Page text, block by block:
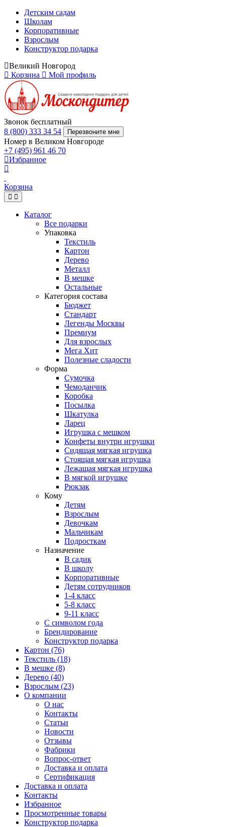
Детским садам
Школам
Корпоративные
Взрослым
Конструктор подарка
Великий Новгород
Корзина
Мой профиль
Звонок бесплатный
8 (800) 333 34 54
Перезвоните мне
Номер в Великом Новгороде
+7 (495) 961 46 70
Избранное
Корзина
Каталог
Все подарки
Упаковка
Текстиль
Картон
Дерево
Металл
В мешке
Остальные
Категория состава
Бюджет
Стандарт
Легенды Москвы
Премиум
Для взрослых
Мега Хит
Полезные сладости
Форма
Сумочка
Чемоданчик
Коробка
Посылка
Шкатулка
Ларец
Игрушка с мешком
Конфеты внутри игрушки
Сидящая мягкая игрушка
Стоящая мягкая игрушка
Лежащая мягкая игрушка
В мягкой игрушке
Рюкзак
Кому
Детям
Взрослым
Девочкам
Мальчикам
Подросткам
Назначение
В садик
В школу
Корпоративные
Детям сотрудников
1-4 класс
5-8 класс
9-11 класс
С символом года
Брендирование
Конструктор подарка
Картон (76)
Текстиль (18)
В мешке (8)
Дерево (40)
Взрослым (23)
О компании
О нас
Контакты
Статьи
Новости
Отзывы
Фабрики
Вопрос-ответ
Доставка и оплата
Сертификация
Доставка и оплата
Контакты
Избранное
Просмотренные товары
Конструктор подарка